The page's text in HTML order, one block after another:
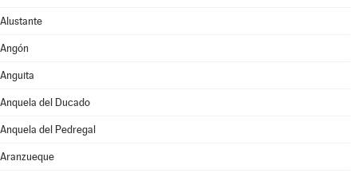
Alustante
Angón
Anguita
Anquela del Ducado
Anquela del Pedregal
Aranzueque